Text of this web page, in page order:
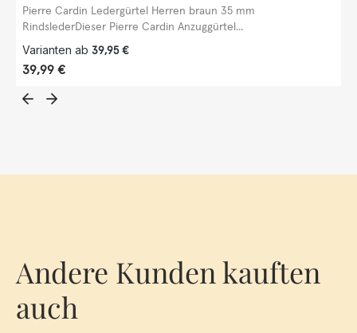
Pierre Cardin Ledergürtel Herren braun 35 mm
RindslederDieser Pierre Cardin Anzuggürtel...
Varianten ab 39,95 €
Regulärer Preis:
39,99 €
Andere Kunden kauften
auch